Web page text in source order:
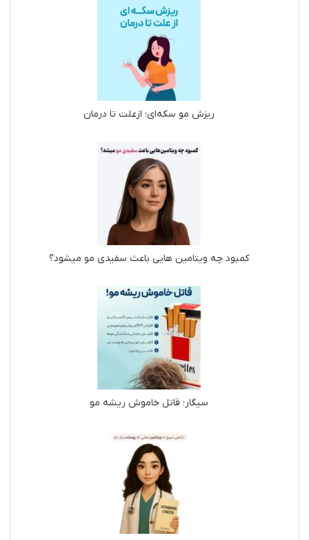
ریزش مو سکه‌ای؛ ازعلت تا درمان
کمبود چه ویتامین هایی باعث سفیدی مو میشود؟
سیگار؛ قاتل خاموش ریشه مو